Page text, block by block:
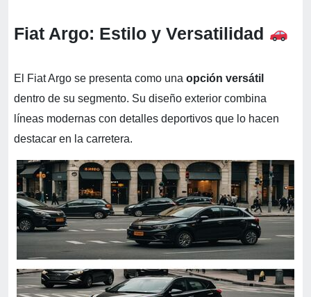
Fiat Argo: Estilo y Versatilidad
El Fiat Argo se presenta como una opción versátil
dentro de su segmento. Su diseño exterior combina
líneas modernas con detalles deportivos que lo hacen
destacar en la carretera.